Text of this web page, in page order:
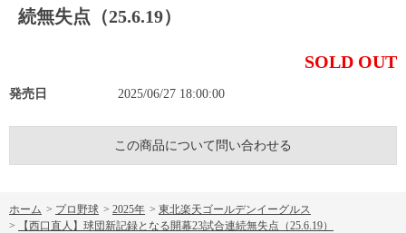
続無失点（25.6.19）
SOLD OUT
発売日 2025/06/27 18:00:00
この商品について問い合わせる
ホーム > プロ野球 > 2025年 > 東北楽天ゴールデンイーグルス
>
【西口直人】球団新記録となる開幕23試合連続無失点（25.6.19）